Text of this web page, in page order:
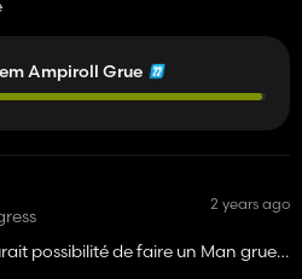
Ampiroll Grue
2 years ago
possibilité de faire un Man grue